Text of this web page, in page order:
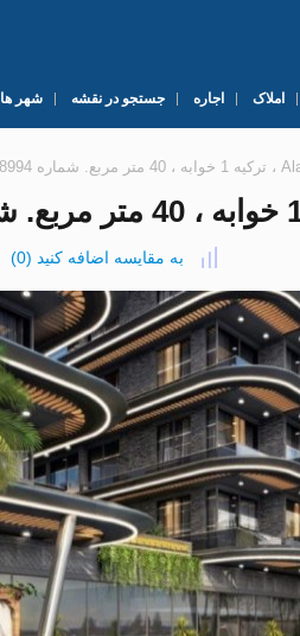
املاک اجاره جستجو در نقشه شهر ها
به مقایسه اضافه کنید (
0
)